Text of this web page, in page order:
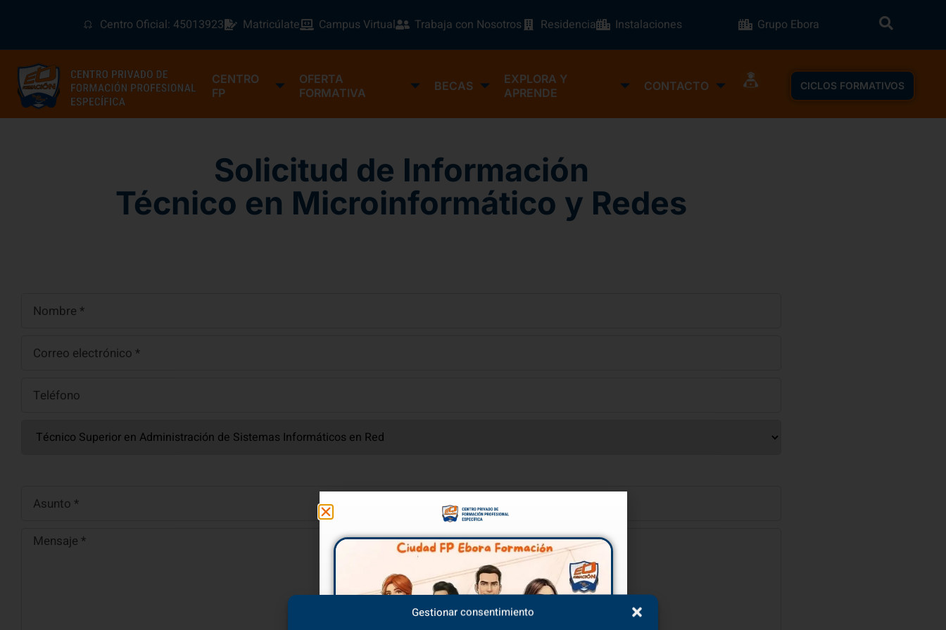
Gestionar consentimiento
Centro Oficial: 45013923 Matricúlate Campus Virtual Trabaja con Nosotros Residencia Instalaciones Grupo Ebora
CENTRO
FP
OFERTA
FORMATIVA
BECAS
EXPLORA Y
APRENDE
CONTACTO CICLOS FORMATIVOS
Solicitud de Información
Técnico en Microinformático y Redes